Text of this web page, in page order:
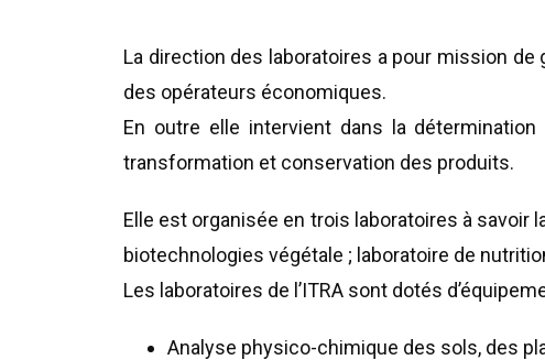
La direction des laboratoires a pour mission
des opérateurs économiques.
En outre elle intervient dans la
transformation et conservation des produits.
Elle est organisée en trois laboratoires à savoir
biotechnologies végétale ; laboratoire de
Les laboratoires de l’ITRA sont dotés
Analyse physico-chimique des sols, des